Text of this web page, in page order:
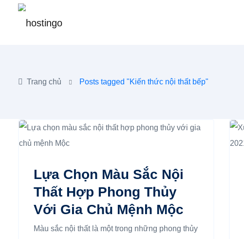
Trang chủ Posts tagged "Kiến thức nội thất bếp"
Lựa Chọn Màu Sắc Nội
Thất Hợp Phong Thủy
Với Gia Chủ Mệnh Mộc
Màu sắc nội thất là một trong những phong thủy